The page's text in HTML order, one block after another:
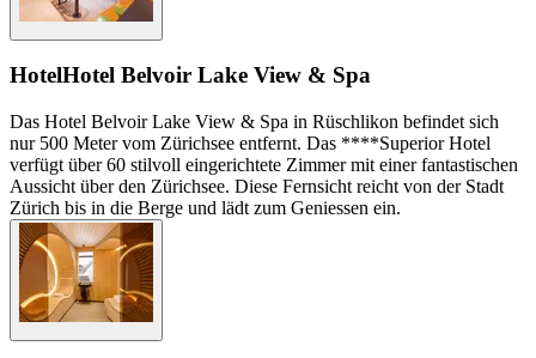
HotelHotel Belvoir Lake View & Spa
Das Hotel Belvoir Lake View & Spa in Rüschlikon befindet sich
nur 500 Meter vom Zürichsee entfernt. Das ****Superior Hotel
verfügt über 60 stilvoll eingerichtete Zimmer mit einer fantastischen
Aussicht über den Zürichsee. Diese Fernsicht reicht von der Stadt
Zürich bis in die Berge und lädt zum Geniessen ein.